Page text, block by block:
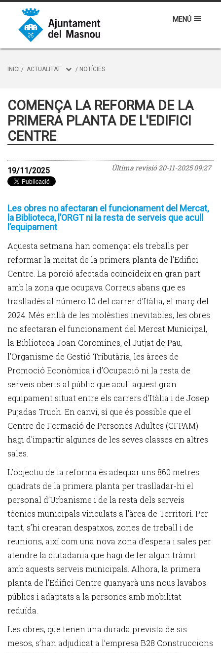
MENÚ
INICI / ACTUALITAT / NOTÍCIES
COMENÇA LA REFORMA DE LA
PRIMERA PLANTA DE L'EDIFICI
CENTRE
Última revisió20-11-2025 09:27
19/11/2025
Les obres no afectaran el funcionament del Mercat,
la Biblioteca, l’ORGT ni la resta de serveis que acull
l’equipament
Aquesta setmana han començat els treballs per
reformar la meitat de la primera planta de l’Edifici
Centre. La porció afectada coincideix en gran part
amb la zona que ocupava Correus abans que es
traslladés al número 10 del carrer d’Itàlia, el març del
2024. Més enllà de les molèsties inevitables, les obres
no afectaran el funcionament del Mercat Municipal,
la Biblioteca Joan Coromines, el Jutjat de Pau,
l’Organisme de Gestió Tributària, les àrees de
Promoció Econòmica i d’Ocupació ni la resta de
serveis oberts al públic que acull aquest gran
equipament situat entre els carrers d’Itàlia i de Josep
Pujadas Truch. En canvi, sí que és possible que el
Centre de Formació de Persones Adultes (CFPAM)
hagi d'impartir algunes de les seves classes en altres
sales.
L’objectiu de la reforma és adequar uns 860 metres
quadrats de la primera planta per traslladar-hi el
personal d’Urbanisme i de la resta dels serveis
tècnics municipals vinculats a l’àrea de Territori. Per
tant, s’hi crearan despatxos, zones de treball i de
reunions, així com una nova zona d’espera i sales per
atendre la ciutadania que hagi de fer algun tràmit
amb aquests serveis municipals. Alhora, la primera
planta de l’Edifici Centre guanyarà uns nous lavabos
públics i adaptats a la persones amb mobilitat
reduïda.
Les obres, que tenen una durada prevista de sis
mesos, s’han adjudicat a l’empresa B28 Construccions